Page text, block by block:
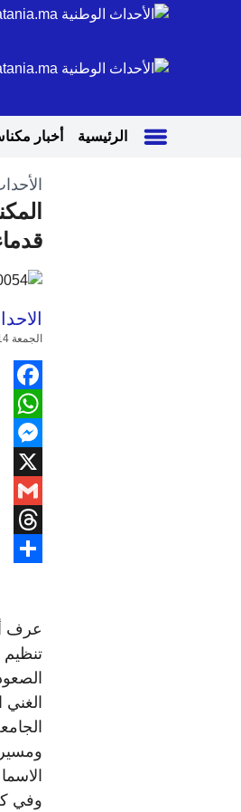
الرئيسية أخبار
الجمعة 14 يونيو 2024 - 4:38
X
Gmail
عرف
وفي